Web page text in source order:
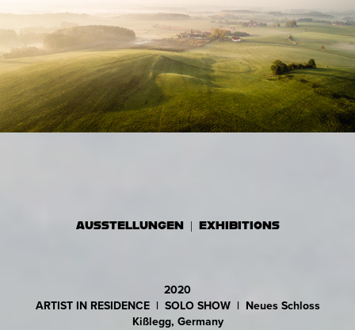
AUSSTELLUNGEN | EXHIBITIONS
2020
ARTIST IN RESIDENCE | SOLO SHOW | Neues Schloss
Kißlegg, Germany